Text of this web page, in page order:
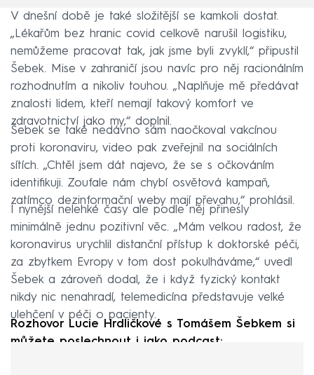
V dnešní době je také složitější se kamkoli dostat.
„Lékařům bez hranic covid celkově narušil logistiku,
nemůžeme pracovat tak, jak jsme byli zvyklí,“ připustil
Šebek. Mise v zahraničí jsou navíc pro něj racionálním
rozhodnutím a nikoliv touhou. „Naplňuje mě předávat
znalosti lidem, kteří nemají takový komfort ve
zdravotnictví jako my,“ doplnil.
Šebek se také nedávno sám naočkoval vakcínou
proti koronaviru, video pak zveřejnil na sociálních
sítích. „Chtěl jsem dát najevo, že se s očkováním
identifikuji. Zoufale nám chybí osvětová kampaň,
zatímco dezinformační weby mají převahu,“ prohlásil.
I nynější nelehké časy ale podle něj přinesly
minimálně jednu pozitivní věc. „Mám velkou radost, že
koronavirus urychlil distanční přístup k doktorské péči,
za zbytkem Evropy v tom dost pokulháváme,“ uvedl
Šebek a zároveň dodal, že i když fyzický kontakt
nikdy nic nenahradí, telemedicína představuje velké
ulehčení v péči o pacienty.
Rozhovor Lucie Hrdličkové s Tomášem Šebkem si
můžete poslechnout i jako podcast: